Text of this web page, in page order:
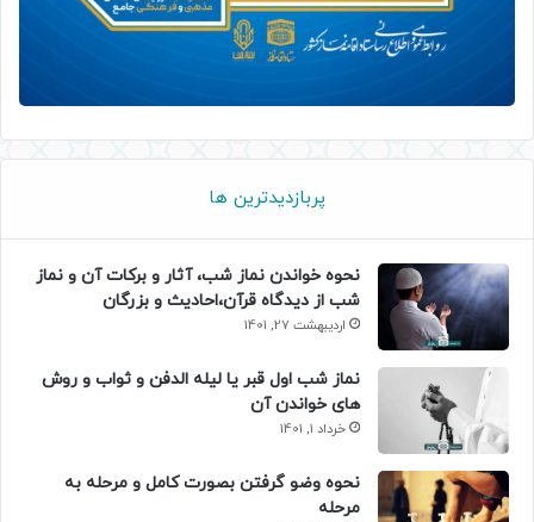
پربازدیدترین ها
نحوه خواندن نماز شب، آثار و برکات آن و نماز
شب از دیدگاه قرآن،احادیث و بزرگان
اردیبهشت 27, 1401
نماز شب اول قبر یا لیله الدفن و ثواب و روش
های خواندن آن
خرداد 1, 1401
نحوه وضو گرفتن بصورت کامل و مرحله به
مرحله